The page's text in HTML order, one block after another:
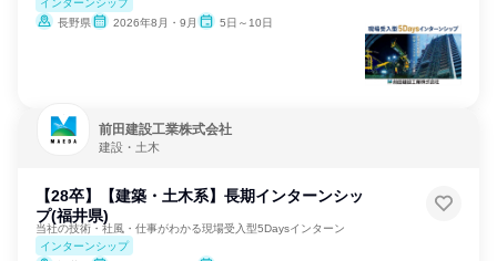
長野県
2026年8月・9月 5日～10日
前田建設工業株式会社
建設・土木
【28卒】【建築・土木系】長期インターンシッ
プ(福井県)
当社の技術・社風・仕事がわかる現場受入型5Daysインターン
インターンシップ